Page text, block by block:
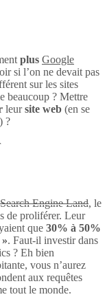
plus Google
si l’on ne devait pas
sur les sites
beaucoup ? Mettre
leursite web (en se
) ?
Search Engine Land, le
de proliférer. Leur
que 30% à 50%
. Faut-il investir dans
? Eh bien
vous n’aurez
aux requêtes
tout le monde.